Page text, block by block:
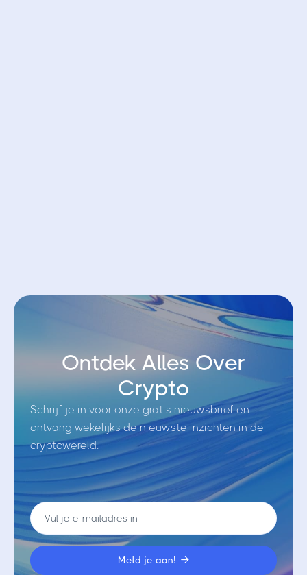
Ontdek Alles Over
Crypto
Schrijf je in voor onze gratis nieuwsbrief en
ontvang wekelijks de nieuwste inzichten in de
cryptowereld.
